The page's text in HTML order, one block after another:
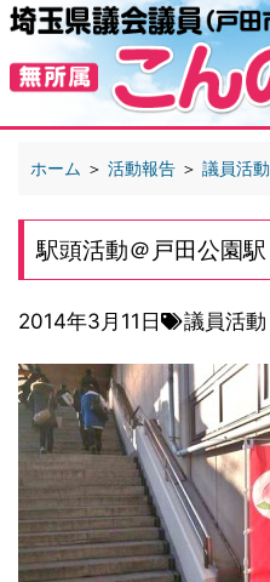
ホーム ＞ 活動報告 ＞ 議員活動
駅頭活動＠戸田公園駅
2014年3月11日 議員活動